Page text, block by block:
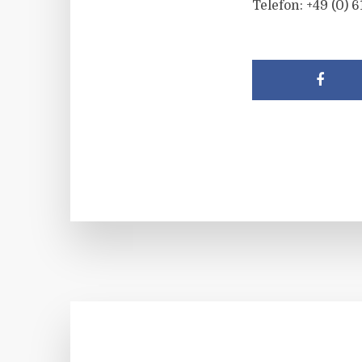
Telefon: +49 (0)